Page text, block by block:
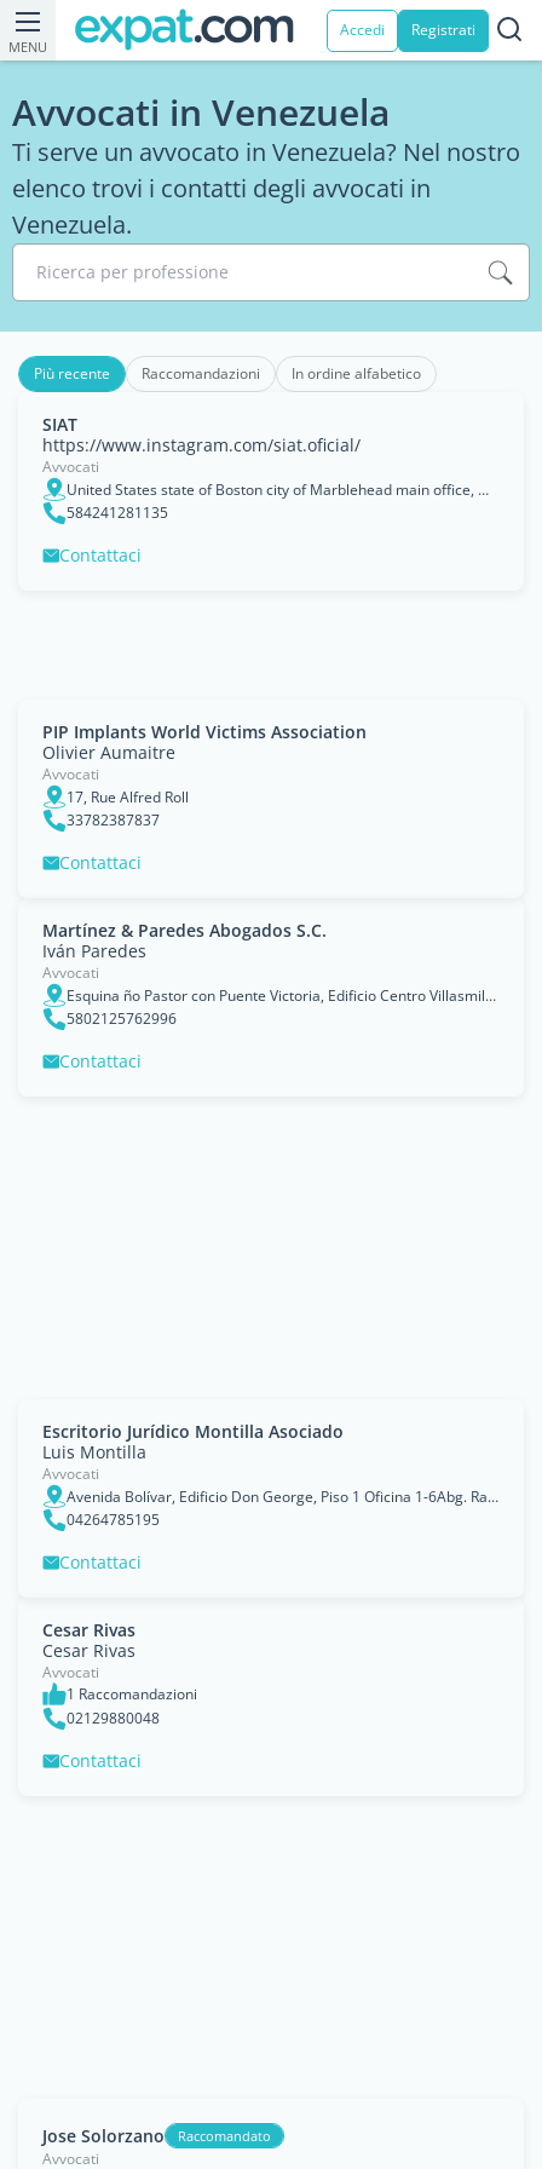
MENU
Accedi Registrati
Avvocati in Venezuela
Ti serve un avvocato in Venezuela? Nel nostro
elenco trovi i contatti degli avvocati in
Venezuela.
Ricerca per professione
Più recente Raccomandazioni In ordine alfabetico
SIAT
https://www.instagram.com/siat.oficial/
Avvocati
United States state of Boston city of Marblehead main office, we also have a physical office in VenezuelaPRIVATE INVESTIGATION AGENCY AND LAWYERS. THE PROFESSIONALS WHO RESOLVE YOUR CASES AT THE INTE, Caracas, Distrito Federal
584241281135
Contattaci
PIP Implants World Victims Association
Olivier Aumaitre
Avvocati
17, Rue Alfred Roll
33782387837
Contattaci
Martínez & Paredes Abogados S.C.
Iván Paredes
Avvocati
Esquina ño Pastor con Puente Victoria, Edificio Centro Villasmil, Piso 6, Oficina 6-14., Caracas, Distrito Federal
5802125762996
Contattaci
Escritorio Jurídico Montilla Asociado
Luis Montilla
Avvocati
Avenida Bolívar, Edificio Don George, Piso 1 Oficina 1-6Abg. Raquel Rivera / Luis Montilla., Valera, Estado Trujillo
04264785195
Contattaci
Cesar Rivas
Cesar Rivas
Avvocati
1 Raccomandazioni
02129880048
Contattaci
Jose Solorzano Raccomandato
Avvocati